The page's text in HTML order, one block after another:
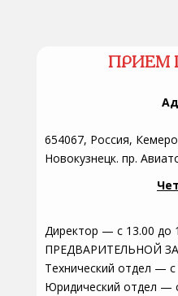
ПРИЕМ
654067, Россия,
Новокузнецк. пр.
Директор — с 13.00 до
ПРЕДВАРИТЕЛЬНОЙ
Технический отдел — с
Юридический отдел —